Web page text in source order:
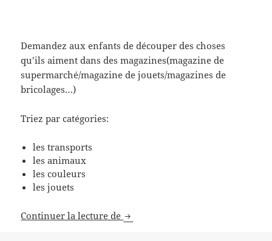
Demandez aux enfants de découper des choses
qu’ils aiment dans des magazines(magazine de
supermarché/magazine de jouets/magazines de
bricolages…)
Triez par catégories:
les transports
les animaux
les couleurs
les jouets
Continuer la lecture de Apprendre l’anglais en jouant